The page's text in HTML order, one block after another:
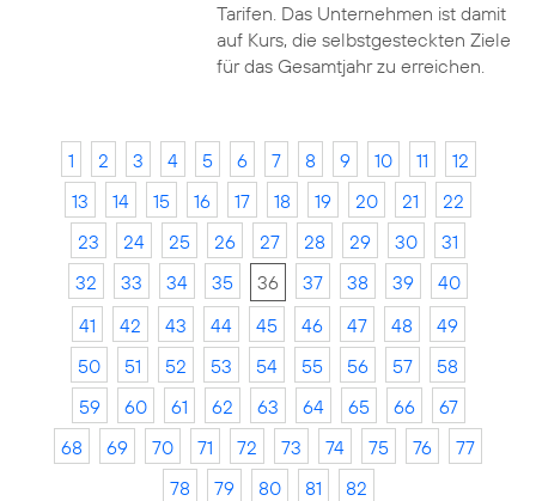
Tarifen. Das Unternehmen ist damit
auf Kurs, die selbstgesteckten Ziele
für das Gesamtjahr zu erreichen.
1 2 3 4 5 6 7 8 9 10 11
12
13
14 15 16 17 18 19 20 21
22
23
24 25 26 27 28 29 30
31
32
33 34 35 36 37 38 39
40
41
42 43 44 45 46 47 48
49
50
51 52 53 54 55 56 57
58
59
60 61 62 63 64 65 66
67
68
69 70 71 72 73 74 75 76
77
78
79 80 81 82